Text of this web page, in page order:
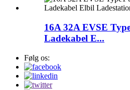
16A 32A EVSE
Ladekabel E...
Følg os: